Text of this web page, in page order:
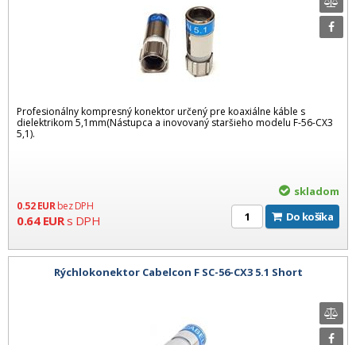
Profesionálny kompresný konektor určený pre koaxiálne káble s
dielektrikom 5,1mm(Nástupca a inovovaný staršieho modelu F-56-CX3
5,1).
skladom
Do košíka
0.52EUR bez DPH
0.64EURs DPH
Rýchlokonektor Cabelcon F SC-56-CX3 5.1 Short